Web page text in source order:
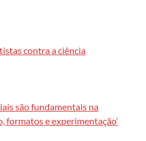
contra a ciência
são fundamentais na
formatos e experimentação’